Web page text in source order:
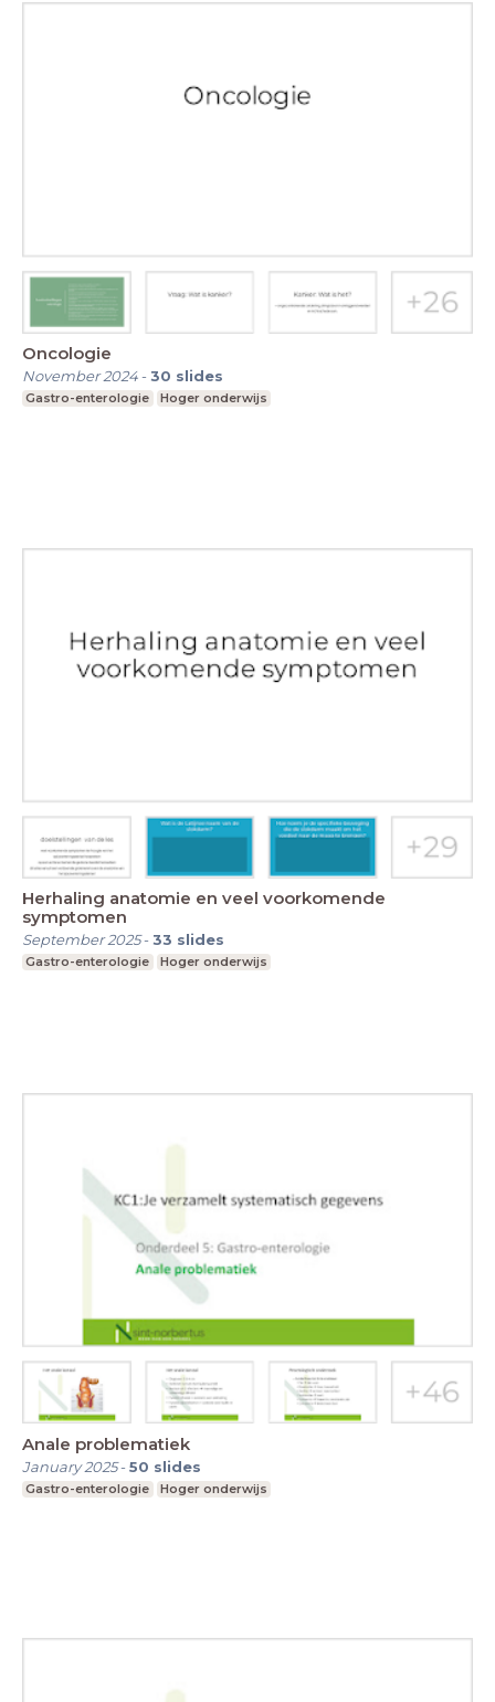
Oncologie
November 2024-30 slides
Gastro-enterologie Hoger onderwijs
Herhaling anatomie en veel voorkomende
symptomen
September 2025-33 slides
Gastro-enterologie Hoger onderwijs
Anale problematiek
January 2025-50 slides
Gastro-enterologie Hoger onderwijs